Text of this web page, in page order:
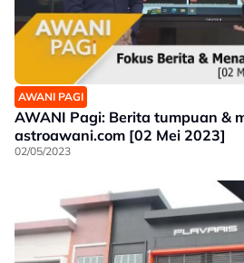
AWANI PAGI
AWANI Pagi: Berita tumpuan &
astroawani.com [02 Mei 2023]
02/05/2023